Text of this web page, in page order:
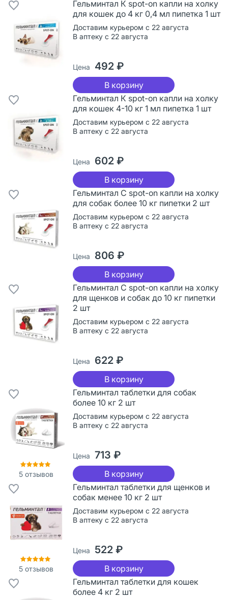
Гельминтал К spot-on капли на холку
для кошек до 4 кг 0,4 мл пипетка 1 шт
Доставим курьером с 22 августа
В аптеку с 22 августа
Цена 492 ₽
В корзину
Гельминтал К spot-on капли на холку
для кошек 4-10 кг 1 мл пипетка 1 шт
Доставим курьером с 22 августа
В аптеку с 22 августа
Цена 602 ₽
В корзину
Гельминтал С spot-on капли на холку
для собак более 10 кг пипетки 2 шт
Доставим курьером с 22 августа
В аптеку с 22 августа
Цена 806 ₽
В корзину
Гельминтал С spot-on капли на холку
для щенков и собак до 10 кг пипетки
2 шт
Доставим курьером с 22 августа
В аптеку с 22 августа
Цена 622 ₽
В корзину
5 отзывов
Гельминтал таблетки для собак
более 10 кг 2 шт
Доставим курьером с 22 августа
В аптеку с 22 августа
Цена 713 ₽
В корзину
5 отзывов
Гельминтал таблетки для щенков и
собак менее 10 кг 2 шт
Доставим курьером с 22 августа
В аптеку с 22 августа
Цена 522 ₽
В корзину
Гельминтал таблетки для кошек
более 4 кг 2 шт